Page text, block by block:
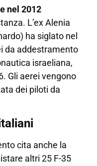
nel 2012
L’ex Alenia
ha siglato nel
da addestramento
israeliana,
Gli aerei vengono
dei piloti da
cita anche la
altri 25 F-35